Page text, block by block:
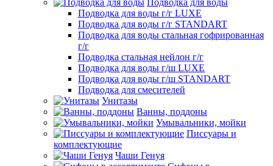
Подводка для воды г/г LUXE
Подводка для воды г/г STANDART
Подводка для воды стальная гофрированная
г/г
Подводка стальная нейлон г/г
Подводка для воды г/ш LUXE
Подводка для воды г/ш STANDART
Подводка для смесителей
Унитазы
Ванны, поддоны
Умывальники, мойки
Писсуары и
комплектующие
Чаши Генуя